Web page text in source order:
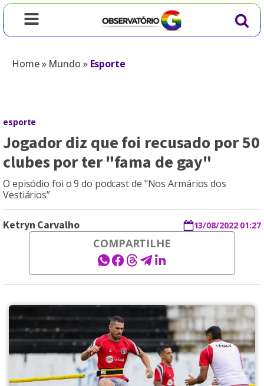
Home» Mundo » Esporte
esporte
Jogador diz que foi recusado por 50
clubes por ter "fama de gay"
O episódio foi o 9 do podcast de "Nos Armários dos
Vestiários”
Ketryn Carvalho 13/08/2022 01:27
COMPARTILHE